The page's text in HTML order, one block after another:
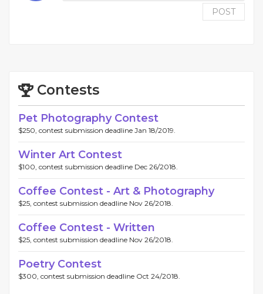
POST
Contests
Pet Photography Contest
$250, contest submission deadline Jan 18/2019.
Winter Art Contest
$100, contest submission deadline Dec 26/2018.
Coffee Contest - Art & Photography
$25, contest submission deadline Nov 26/2018.
Coffee Contest - Written
$25, contest submission deadline Nov 26/2018.
Poetry Contest
$300, contest submission deadline Oct 24/2018.